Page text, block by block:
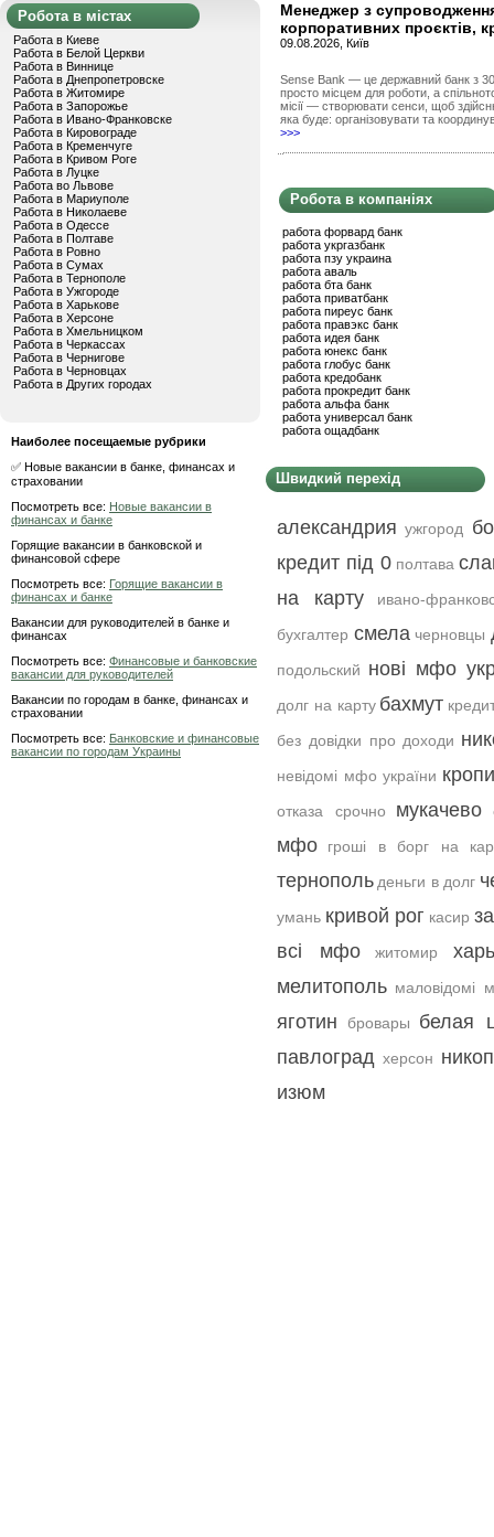
Робота в містах
Работа в Киеве
Работа в Белой Церкви
Работа в Виннице
Работа в Днепропетровске
Работа в Житомире
Работа в Запорожье
Работа в Ивано-Франковске
Работа в Кировограде
Работа в Кременчуге
Работа в Кривом Роге
Работа в Луцке
Работа во Львове
Работа в Мариуполе
Работа в Николаеве
Работа в Одессе
Работа в Полтаве
Работа в Ровно
Работа в Сумах
Работа в Тернополе
Работа в Ужгороде
Работа в Харькове
Работа в Херсоне
Работа в Хмельницком
Работа в Черкассах
Работа в Чернигове
Работа в Черновцах
Работа в Других городах
Наиболее посещаемые рубрики
✅ Новые вакансии в банке, финансах и
страховании
Посмотреть все: Новые вакансии в
финансах и банке
Горящие вакансии в банковской и
финансовой сфере
Посмотреть все: Горящие вакансии в
финансах и банке
Вакансии для руководителей в банке и
финансах
Посмотреть все: Финансовые и банковские
вакансии для руководителей
Вакансии по городам в банке, финансах и
страховании
Посмотреть все: Банковские и финансовые
вакансии по городам Украины
Менеджер з
корпоративних проєктів,
09.08.2026, Київ
Sense Bank — це державний банк з
просто місцем для роботи, а
місії — створювати сенси, щоб
яка буде: організовувати та
>>>
Робота в компаніях
работа форвард банк
работа укргазбанк
работа пзу украина
работа аваль
работа бта банк
работа приватбанк
работа пиреус банк
работа правэкс банк
работа идея банк
работа юнекс банк
работа глобус банк
работа кредобанк
работа прокредит банк
работа альфа банк
работа универсал банк
работа ощадбанк
Швидкий перехід
александрия ужгород
кредит під 0 полтава
на карту
ивано-
бухгалтер смела черновцы
подольский нові мфо
долг на карту бахмут
без довідки про доходи
невідомі мфо україни
отказа срочно мукачево
мфо гроші в борг на
тернополь деньги в долг
умань кривой рог касир
всі мфо
житомир
мелитополь маловідомі
яготин бровары
белая
павлоград херсон
изюм